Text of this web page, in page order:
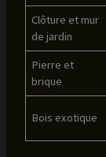
Clôture et mur
de jardin
Pierre et
brique
Bois exotique